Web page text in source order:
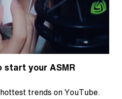
your ASMR
trends on YouTube.